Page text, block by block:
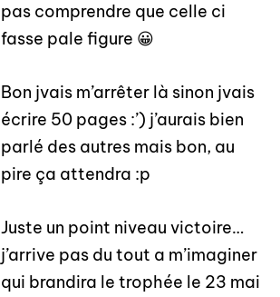
pas comprendre que celle ci
fasse pale figure 😀
Bon jvais m’arrêter là sinon jvais
écrire 50 pages :’) j’aurais bien
parlé des autres mais bon, au
pire ça attendra :p
Juste un point niveau victoire…
j’arrive pas du tout a m’imaginer
qui brandira le trophée le 23 mai